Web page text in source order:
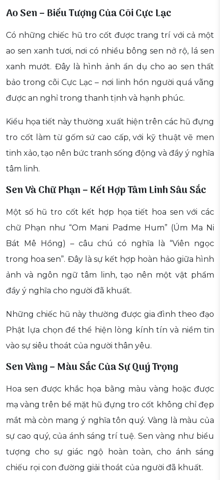
Ao Sen – Biểu Tượng Của Cõi Cực Lạc
Có những chiếc hũ tro cốt được trang trí với cả một
ao sen xanh tươi, nơi có nhiều bông sen nở rộ, lá sen
xanh mướt. Đây là hình ảnh ẩn dụ cho ao sen thất
bảo trong cõi Cực Lạc – nơi linh hồn người quá vãng
được an nghỉ trong thanh tịnh và hạnh phúc.
Kiểu họa tiết này thường xuất hiện trên các hũ đựng
tro cốt làm từ gốm sứ cao cấp, với kỹ thuật vẽ men
tinh xảo, tạo nên bức tranh sống động và đầy ý nghĩa
tâm linh.
Sen Và Chữ Phạn – Kết Hợp Tâm Linh Sâu Sắc
Một số hũ tro cốt kết hợp họa tiết hoa sen với các
chữ Phạn như “Om Mani Padme Hum” (Úm Ma Ni
Bát Mê Hồng) – câu chú có nghĩa là “Viên ngọc
trong hoa sen”. Đây là sự kết hợp hoàn hảo giữa hình
ảnh và ngôn ngữ tâm linh, tạo nên một vật phẩm
đầy ý nghĩa cho người đã khuất.
Những chiếc hũ này thường được gia đình theo đạo
Phật lựa chọn để thể hiện lòng kính tín và niềm tin
vào sự siêu thoát của người thân yêu.
Sen Vàng – Màu Sắc Của Sự Quý Trọng
Hoa sen được khắc họa bằng màu vàng hoặc được
mạ vàng trên bề mặt hũ đựng tro cốt không chỉ đẹp
mắt mà còn mang ý nghĩa tôn quý. Vàng là màu của
sự cao quý, của ánh sáng trí tuệ. Sen vàng như biểu
tượng cho sự giác ngộ hoàn toàn, cho ánh sáng
chiếu rọi con đường giải thoát của người đã khuất.